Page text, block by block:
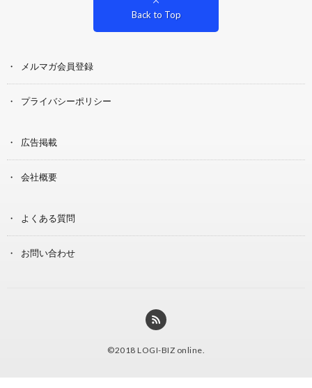
Back to Top
メルマガ会員登録
プライバシーポリシー
広告掲載
会社概要
よくある質問
お問い合わせ
©2018 LOGI-BIZ online